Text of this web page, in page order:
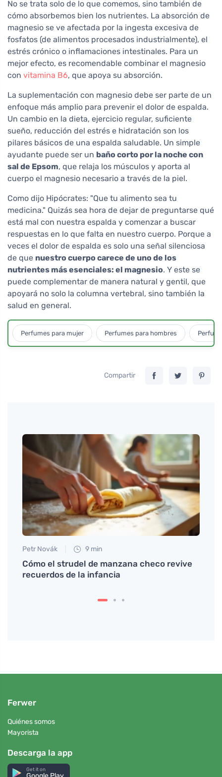
No se trata solo de lo que comemos, sino también de
cómo absorbemos bien los nutrientes. La absorción de
magnesio se ve afectada por la ingesta excesiva de
fosfatos (de alimentos procesados industrialmente), el
estrés crónico o inflamaciones intestinales. Para un
mejor efecto, es recomendable combinar el magnesio
con vitamina B6, que apoya su absorción.
La suplementación con magnesio debe ser parte de un
enfoque más amplio para prevenir el dolor de espalda.
Un cambio en la dieta, ejercicio regular, suficiente
sueño, reducción del estrés e hidratación son los
pilares básicos de una espalda saludable. Un simple
ayudante puede ser un baño corto por la noche con
sal de Epsom, que relaja los músculos y aporta al
cuerpo el magnesio necesario a través de la piel.
Como dijo Hipócrates: "Que tu alimento sea tu
medicina." Quizás sea hora de dejar de preguntarse qué
está mal con nuestra espalda y comenzar a buscar
respuestas en lo que falta en nuestro cuerpo. Porque a
veces el dolor de espalda es solo una señal silenciosa
de que nuestro cuerpo carece de uno de los
nutrientes más esenciales: el magnesio. Y este se
puede complementar de manera natural y gentil, que
apoyará no solo la columna vertebral, sino también la
salud en general.
Perfumes para mujer Perfumes para hombres
Compartir
Petr Novák 9 min
Cómo el strudel de manzana checo revive
recuerdos de la infancia
Ferwer
Quiénes somos
Mayorista
Descarga la app
Get it on